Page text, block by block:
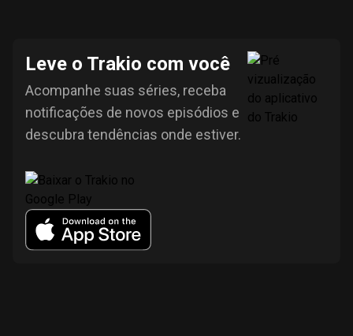
Leve o Trakio com você
Acompanhe suas séries, receba
notificações de novos episódios e
descubra tendências onde estiver.